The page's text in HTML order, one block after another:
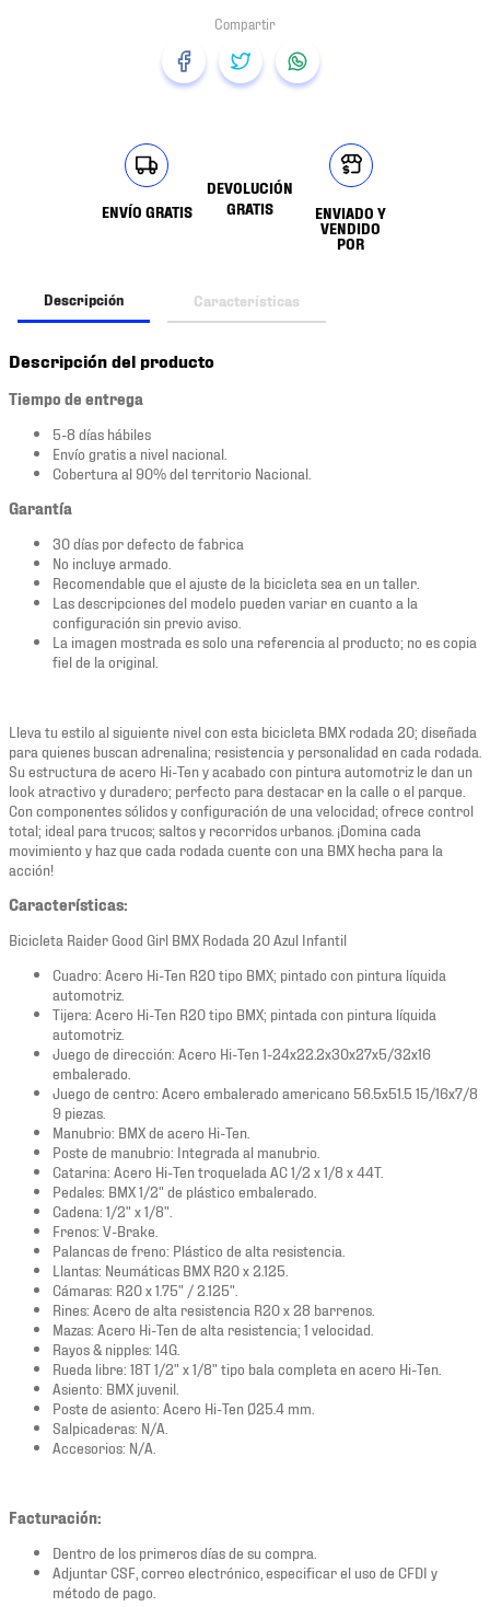
ENVÍO GRATIS
DEVOLUCIÓN
GRATIS
ENVIADO Y
VENDIDO
POR
Descripción Características
Descripción del producto
Tiempo de entrega
5-8 días hábiles
Envío gratis a nivel nacional.
Cobertura al 90% del territorio Nacional.
Garantía
30 días por defecto de fabrica
No incluye armado.
Recomendable que el ajuste de la bicicleta sea en un taller.
Las descripciones del modelo pueden variar en cuanto a la
configuración sin previo aviso.
La imagen mostrada es solo una referencia al producto; no es copia
fiel de la original.
Lleva tu estilo al siguiente nivel con esta bicicleta BMX rodada 20; diseñada
para quienes buscan adrenalina; resistencia y personalidad en cada rodada.
Su estructura de acero Hi-Ten y acabado con pintura automotriz le dan un
look atractivo y duradero; perfecto para destacar en la calle o el parque.
Con componentes sólidos y configuración de una velocidad; ofrece control
total; ideal para trucos; saltos y recorridos urbanos. ¡Domina cada
movimiento y haz que cada rodada cuente con una BMX hecha para la
acción!
Características:
Bicicleta Raider Good Girl BMX Rodada 20 Azul Infantil
Cuadro: Acero Hi-Ten R20 tipo BMX; pintado con pintura líquida
automotriz.
Tijera: Acero Hi-Ten R20 tipo BMX; pintada con pintura líquida
automotriz.
Juego de dirección: Acero Hi-Ten 1-24x22.2x30x27x5/32x16
embalerado.
Juego de centro: Acero embalerado americano 56.5x51.5 15/16x7/8
9 piezas.
Manubrio: BMX de acero Hi-Ten.
Poste de manubrio: Integrada al manubrio.
Catarina: Acero Hi-Ten troquelada AC 1/2 x 1/8 x 44T.
Pedales: BMX 1/2" de plástico embalerado.
Cadena: 1/2" x 1/8".
Frenos: V-Brake.
Palancas de freno: Plástico de alta resistencia.
Llantas: Neumáticas BMX R20 x 2.125.
Cámaras: R20 x 1.75" / 2.125".
Rines: Acero de alta resistencia R20 x 28 barrenos.
Mazas: Acero Hi-Ten de alta resistencia; 1 velocidad.
Rayos & nipples: 14G.
Rueda libre: 18T 1/2" x 1/8" tipo bala completa en acero Hi-Ten.
Asiento: BMX juvenil.
Poste de asiento: Acero Hi-Ten Ø25.4 mm.
Salpicaderas: N/A.
Accesorios: N/A.
Facturación:
Dentro de los primeros días de su compra.
Adjuntar CSF, correo electrónico, especificar el uso de CFDI y
método de pago.